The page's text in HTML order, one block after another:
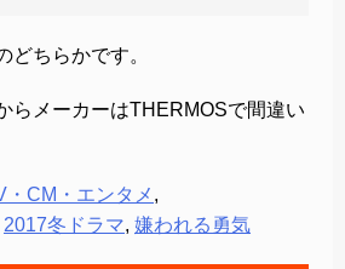
どちらかです。
らメーカーはTHERMOSで間違い
・CM・エンタメ ,
2017冬ドラマ, 嫌われる勇気